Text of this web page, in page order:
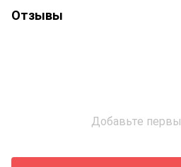
Отзывы
Добавьте